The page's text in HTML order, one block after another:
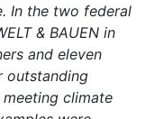
In the two federal
& BAUEN in
and eleven
outstanding
climate